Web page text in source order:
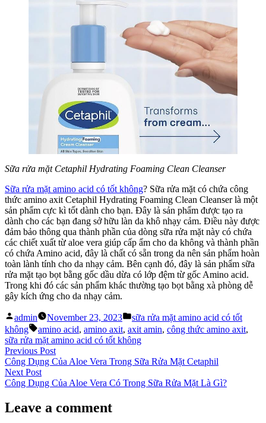
Sữa rửa mặt Cetaphil Hydrating Foaming Clean Cleanser
Sữa rửa mặt amino acid có tốt không? Sữa rửa mặt có chứa công
thức amino axit Cetaphil Hydrating Foaming Clean Cleanser là một
sản phẩm cực kì tốt dành cho bạn. Đây là sản phẩm được tạo ra
dành cho các bạn đang sở hữu làn da khô nhạy cảm. Điều này được
đảm bảo thông qua thành phần của dòng sữa rửa mặt này có chứa
các chiết xuất từ aloe vera giúp cấp ẩm cho da không và thành phần
có chứa Amino acid, đây là chất có sẵn trong da nên sản phẩm hoàn
toàn lành tính cho da nhạy cảm. Bên cạnh đó, đây là sản phẩm sữa
rửa mặt tạo bọt bằng gốc dầu dừa có lớp đệm từ gốc Amino acid.
Trong khi đó các sản phẩm khác thường tạo bọt bằng xà phòng dễ
gây kích ứng cho da nhạy cảm.
Posted
by
admin November 23, 2023
Posted
in
sữa rửa mặt amino acid có tốt
không
Tags:
amino acid, amino axit, axit amin, công thức amino axit,
sữa rửa mặt amino acid có tốt không
Post
navigation
Previous PostPrevious
post:
Công Dụng Của Aloe Vera Trong Sữa Rửa Mặt Cetaphil
Next PostNext
post:
Công Dụng Của Aloe Vera Có Trong Sữa Rửa Mặt Là Gì?
Leave a comment